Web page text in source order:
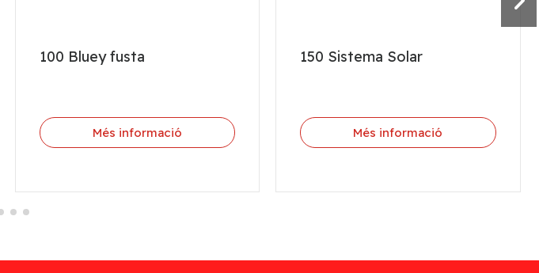
100 Bluey fusta
Més informació
150 Sistema Solar
Més informació